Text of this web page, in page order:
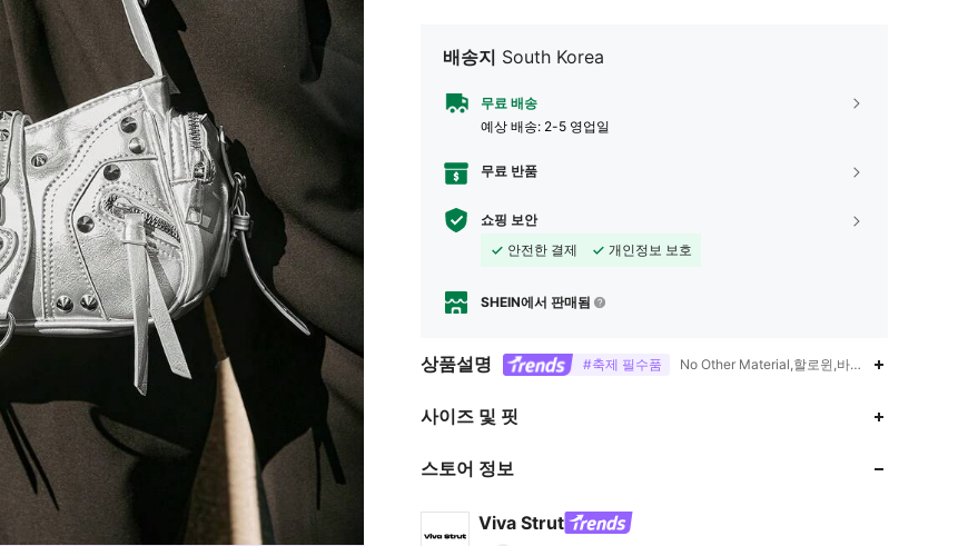
배송지 South Korea
무료 배송
예상 배송: 2-5 영업일
무료 반품
쇼핑 보안
안전한 결제
개인정보 보호
SHEIN에서 판매됨
상품설명 #축제 필수품 No Other Material,할로윈,바게트백
사이즈 및 핏
스토어 정보
Viva Strut
4.80
4.80
409